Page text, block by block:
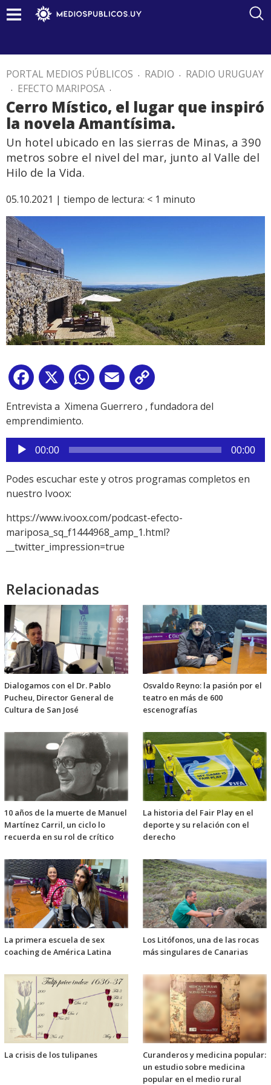
PORTAL MEDIOS PÚBLICOS . RADIO . RADIO URUGUAY
. EFECTO MARIPOSA .
Cerro Místico, el lugar que inspiró
la novela Amantísima.
Un hotel ubicado en las sierras de Minas, a 390
metros sobre el nivel del mar, junto al Valle del
Hilo de la Vida.
05.10.2021 | tiempo de lectura: < 1 minuto
Facebook
X WhatsApp
Email
Link
Entrevista a Ximena Guerrero , fundadora del
emprendimiento.
Reproductor
de
audio
00:00 00:00
Podes escuchar este y otros programas completos en
nuestro Ivoox:
https://www.ivoox.com/podcast-efecto-
mariposa_sq_f1444968_amp_1.html?
__twitter_impression=true
Relacionadas
Dialogamos con el Dr. Pablo
Pucheu, Director General de
Cultura de San José
Osvaldo Reyno: la pasión por el
teatro en más de 600
escenografías
10 años de la muerte de Manuel
Martínez Carril, un ciclo lo
recuerda en su rol de crítico
La historia del Fair Play en el
deporte y su relación con el
derecho
La primera escuela de sex
coaching de América Latina
Los Litófonos, una de las rocas
más singulares de Canarias
La crisis de los tulipanes
Curanderos y medicina popular:
un estudio sobre medicina
popular en el medio rural